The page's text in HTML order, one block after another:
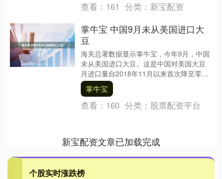
查看： 161 分类： 新宝配资
掌牛宝 中国9月未从美国进口大
豆
海关总署数据显示掌牛宝，今年9月，中国
未从美国进口大豆。这是中国对美国大豆
月进口量自2018年11月以来首次降至零。
在关税背景下，今年美国豆农的大豆丰收
季没有....
掌牛宝
查看： 160 分类： 股票配资平台
新宝配资文章已加载完成
个股实时涨跌榜